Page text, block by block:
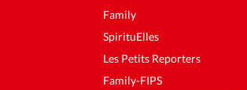
Family
SpirituElles
Les Petits Reporters
Family-FIPS